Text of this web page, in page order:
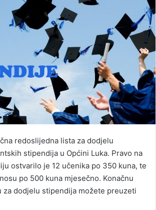
redoslijedna lista za dodjelu
stipendija u Općini Luka. Pravo na
ostvarilo je 12 učenika po 350 kuna, te
po 500 kuna mjesečno. Konačnu
za dodjelu stipendija možete preuzeti